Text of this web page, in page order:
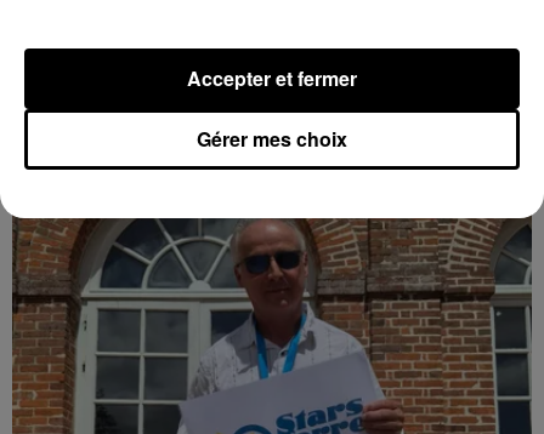
LE GRAND FORMAT
Gérer mes choix
Accepter et fermer